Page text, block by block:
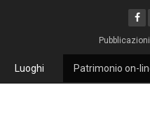
Pubblicazioni
Luoghi Patrimonio on-